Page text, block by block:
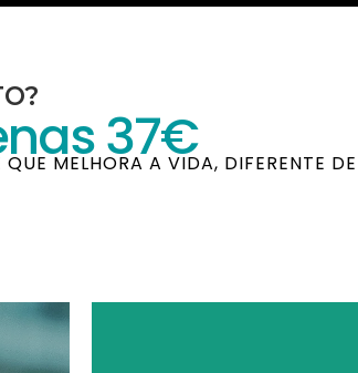
37€
MELHORA A VIDA, DIFERENTE